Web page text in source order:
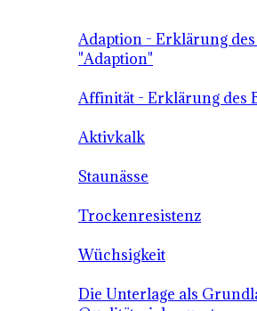
Adaption - Erklärung
"Adaption"
Affinität - Erklärung des
Aktivkalk
Staunässe
Trockenresistenz
Wüchsigkeit
Die Unterlage als